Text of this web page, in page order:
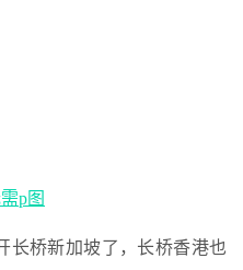
p图
长桥新加坡了，长桥香港也